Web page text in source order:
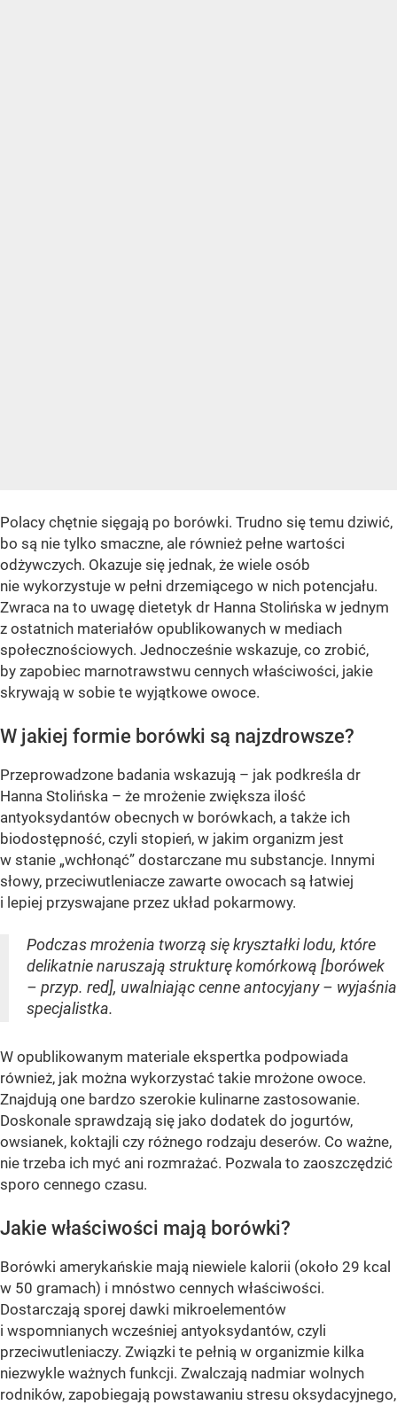
Polacy chętnie sięgają po borówki. Trudno się temu dziwić,
bo są nie tylko smaczne, ale również pełne wartości
odżywczych. Okazuje się jednak, że wiele osób
nie wykorzystuje w pełni drzemiącego w nich potencjału.
Zwraca na to uwagę dietetyk dr Hanna Stolińska w jednym
z ostatnich materiałów opublikowanych w mediach
społecznościowych. Jednocześnie wskazuje, co zrobić,
by zapobiec marnotrawstwu cennych właściwości, jakie
skrywają w sobie te wyjątkowe owoce.
W jakiej formie borówki są najzdrowsze?
Przeprowadzone badania wskazują – jak podkreśla dr
Hanna Stolińska – że mrożenie zwiększa ilość
antyoksydantów obecnych w borówkach, a także ich
biodostępność, czyli stopień, w jakim organizm jest
w stanie „wchłonąć” dostarczane mu substancje. Innymi
słowy, przeciwutleniacze zawarte owocach są łatwiej
i lepiej przyswajane przez układ pokarmowy.
Podczas mrożenia tworzą się kryształki lodu, które
delikatnie naruszają strukturę komórkową [borówek
– przyp. red], uwalniając cenne antocyjany – wyjaśnia
specjalistka.
W opublikowanym materiale ekspertka podpowiada
również, jak można wykorzystać takie mrożone owoce.
Znajdują one bardzo szerokie kulinarne zastosowanie.
Doskonale sprawdzają się jako dodatek do jogurtów,
owsianek, koktajli czy różnego rodzaju deserów. Co ważne,
nie trzeba ich myć ani rozmrażać. Pozwala to zaoszczędzić
sporo cennego czasu.
Jakie właściwości mają borówki?
Borówki amerykańskie mają niewiele kalorii (około 29 kcal
w 50 gramach) i mnóstwo cennych właściwości.
Dostarczają sporej dawki mikroelementów
i wspomnianych wcześniej antyoksydantów, czyli
przeciwutleniaczy. Związki te pełnią w organizmie kilka
niezwykle ważnych funkcji. Zwalczają nadmiar wolnych
rodników, zapobiegają powstawaniu stresu oksydacyjnego,